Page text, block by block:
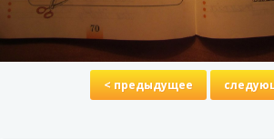
< предыдущее